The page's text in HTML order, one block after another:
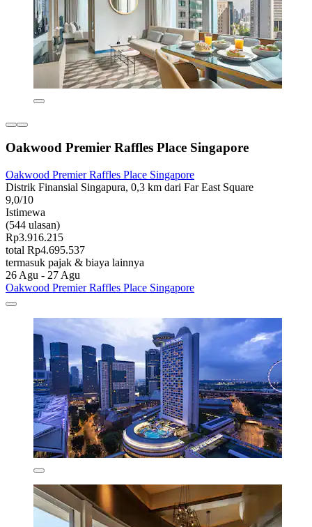
Oakwood Premier Raffles Place Singapore
Oakwood Premier Raffles Place Singapore
Distrik Finansial Singapura, 0,3 km dari Far East Square
9,0/10
Istimewa
(544 ulasan)
Rp3.916.215
total Rp4.695.537
termasuk pajak & biaya lainnya
26 Agu - 27 Agu
Oakwood Premier Raffles Place Singapore